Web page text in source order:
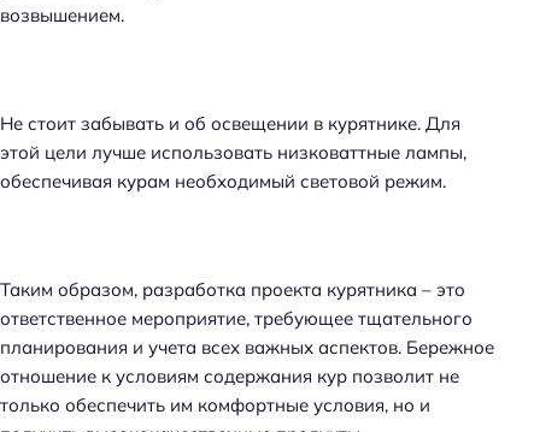
возвышением.
Не стоит забывать и об освещении в курятнике. Для
этой цели лучше использовать низковаттные лампы,
обеспечивая курам необходимый световой режим.
Таким образом, разработка проекта курятника – это
ответственное мероприятие, требующее тщательного
планирования и учета всех важных аспектов. Бережное
отношение к условиям содержания кур позволит не
только обеспечить им комфортные условия, но и